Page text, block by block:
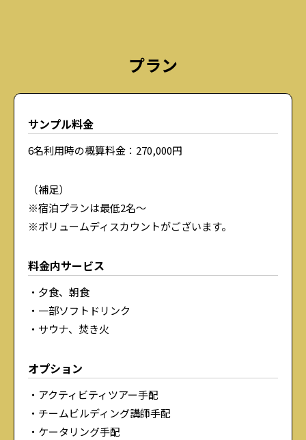
プラン
サンプル料金
6名利用時の概算料金：270,000円
（補足）
※宿泊プランは最低2名〜
※ボリュームディスカウントがございます。
料金内サービス
夕食、朝食
一部ソフトドリンク
サウナ、焚き火
オプション
アクティビティツアー手配
チームビルディング講師手配
ケータリング手配